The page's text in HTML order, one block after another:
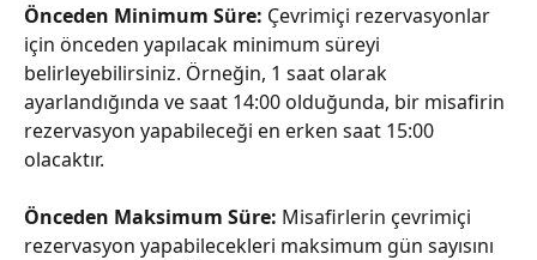
Önceden Minimum Süre: Çevrimiçi rezervasyonlar
için önceden yapılacak minimum süreyi
belirleyebilirsiniz. Örneğin, 1 saat olarak
ayarlandığında ve saat 14:00 olduğunda, bir misafirin
rezervasyon yapabileceği en erken saat 15:00
olacaktır.
Önceden Maksimum Süre: Misafirlerin çevrimiçi
rezervasyon yapabilecekleri maksimum gün sayısını